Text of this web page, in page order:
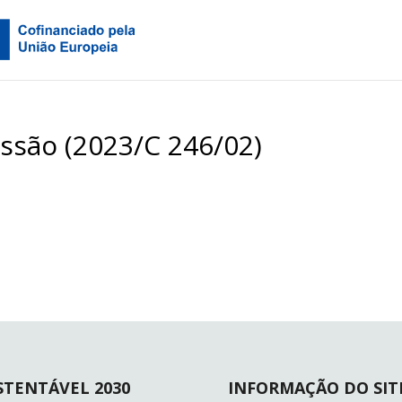
(2023/C 246/02)
2030 INFORMAÇÃO DO